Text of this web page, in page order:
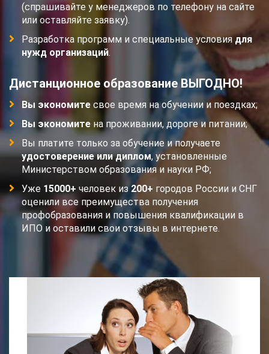
(спрашивайте у менеджеров по телефону на сайте
или оставляйте заявку).
Разработка программ и специальные условия для
нужд организаций.
Дистанционное образование ВЫГОДНО!
Вы экономите свое время на обучении и поездках;
Вы экономите на проживании, дороге и питании;
Вы платите только за обучение и получаете
удостоверение или диплом, установленные
Министерством образования и науки РФ;
Уже 15000+ человек из200+ городов России и СНГ
оценили все преимущества получения
профобразования и повышения квалификации в
ИПО и оставили свои отзывы в интернете.